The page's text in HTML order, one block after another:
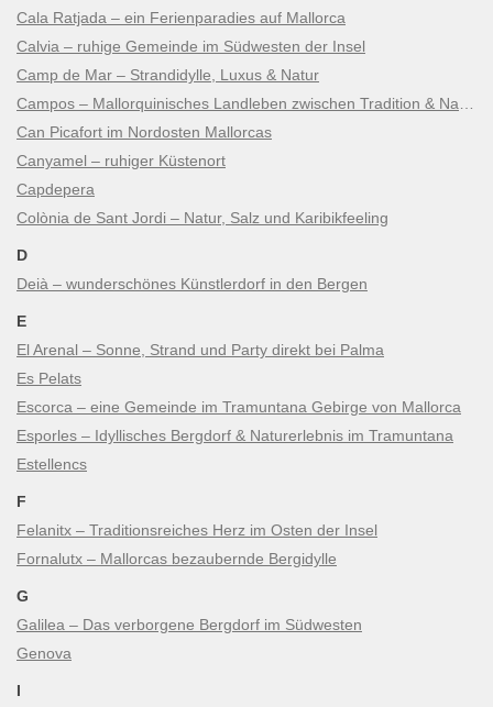
Cala Ratjada – ein Ferienparadies auf Mallorca
Calvia – ruhige Gemeinde im Südwesten der Insel
Camp de Mar – Strandidylle, Luxus & Natur
Can Picafort im Nordosten Mallorcas
Canyamel – ruhiger Küstenort
Capdepera
Colònia de Sant Jordi – Natur, Salz und Karibikfeeling
D
Deià – wunderschönes Künstlerdorf in den Bergen
E
El Arenal – Sonne, Strand und Party direkt bei Palma
Es Pelats
Escorca – eine Gemeinde im Tramuntana Gebirge von Mallorca
Esporles – Idyllisches Bergdorf & Naturerlebnis im Tramuntana
Estellencs
F
Felanitx – Traditionsreiches Herz im Osten der Insel
Fornalutx – Mallorcas bezaubernde Bergidylle
G
Galilea – Das verborgene Bergdorf im Südwesten
Genova
I